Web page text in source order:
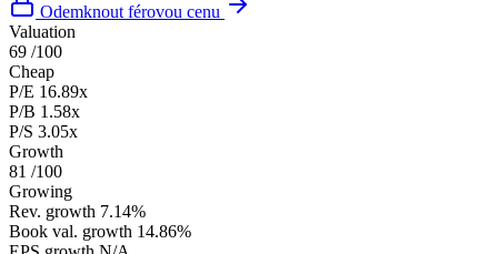
Odemknout férovou cenu
Valuation
69 /100
Cheap
P/E 16.89x
P/B 1.58x
P/S 3.05x
Growth
81 /100
Growing
Rev. growth 7.14%
Book val. growth 14.86%